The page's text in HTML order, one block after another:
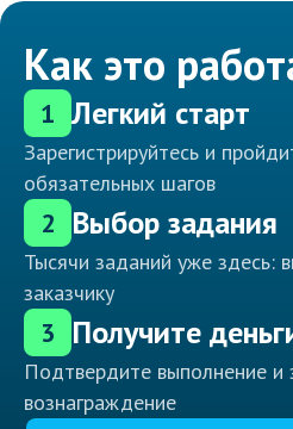
Как это
1 Легкий старт
Зарегистрируйтесь и
обязательных шагов
2 Выбор задания
Тысячи заданий уже здесь:
заказчику
3 Получите
Подтвердите выполнение и
вознаграждение